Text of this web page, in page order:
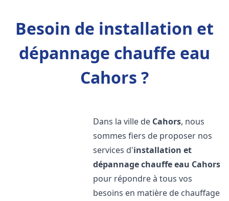
Besoin de installation et
dépannage chauffe eau
Cahors ?
Dans la ville de Cahors, nous
sommes fiers de proposer nos
services d'installation et
dépannage chauffe eau Cahors
pour répondre à tous vos
besoins en matière de chauffage